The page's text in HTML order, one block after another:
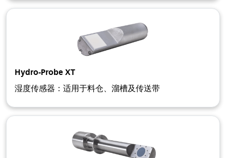
Hydro-Probe XT
湿度传感器：适用于料仓、溜槽及传送带